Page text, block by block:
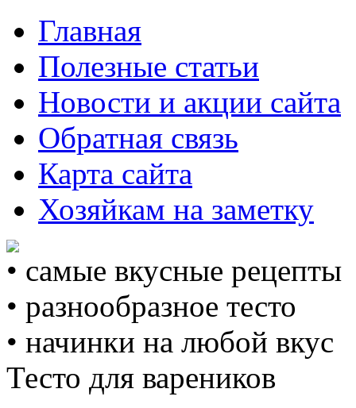
Главная
Полезные статьи
Новости и акции сайта
Обратная связь
Карта сайта
Хозяйкам на заметку
• самые вкусные рецепты
• разнообразное тесто
• начинки на любой вкус
Тесто для вареников